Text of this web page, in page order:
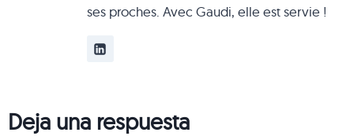
ses proches. Avec Gaudi, elle est servie !
Deja una respuesta